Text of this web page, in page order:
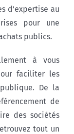
d’expertise au
pour une
publics.
à vous
faciliter les
De la
de
des sociétés
tout un